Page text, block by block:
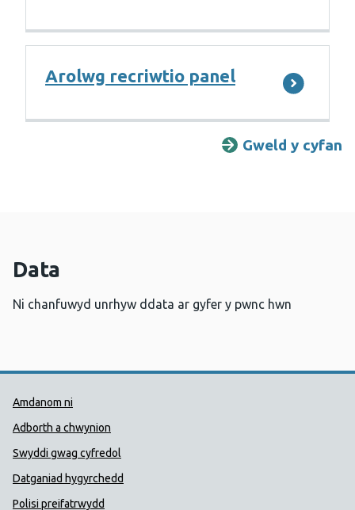
Arolwg recriwtio panel
Gweld y cyfan
Data
Ni chanfuwyd unrhyw ddata ar gyfer y pwnc hwn
Dolenni Cymorth Iechyd
Amdanom ni
Adborth a chwynion
Swyddi gwag cyfredol
Datganiad hygyrchedd
Polisi preifatrwydd